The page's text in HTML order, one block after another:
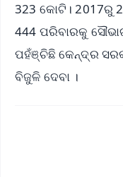
323 କୋଟି। 2017ରୁ
444 ପରିବାରକୁ
ପହଁଞ୍ଚିଛି କେନ୍ଦ୍ର
ବିଜୁଳି ଦେବା ।